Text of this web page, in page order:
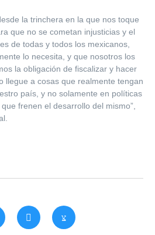
la trinchera en la que nos toque
que no se cometan injusticias y el
de todas y todos los mexicanos,
lo necesita, y que nosotros los
la obligación de fiscalizar y hacer
llegue a cosas que realmente tengan
país, y no solamente en políticas
frenen el desarrollo del mismo”,